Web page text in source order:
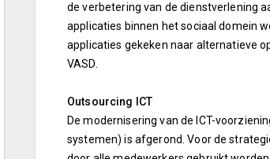
de verbetering van de dienstverlening
applicaties binnen het sociaal domein
applicaties gekeken naar alternatieve
VASD.
Outsourcing ICT
De modernisering van de ICT-
systemen) is afgerond. Voor de